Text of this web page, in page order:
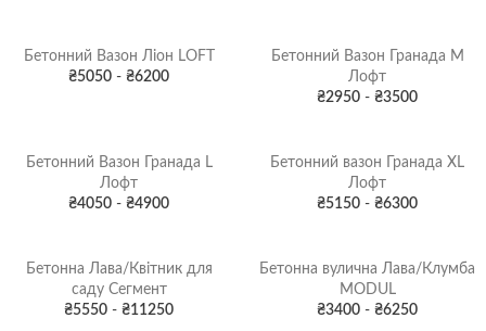
Бетонний Вазон Ліон LOFT
₴5050 - ₴6200
Бетонний Вазон Гранада M
Лофт
₴2950 - ₴3500
Бетонний Вазон Гранада L
Лофт
₴4050 - ₴4900
Бетонний вазон Гранада XL
Лофт
₴5150 - ₴6300
Бетонна Лава/Квітник для
саду Сегмент
₴5550 - ₴11250
Бетонна вулична Лава/Клумба
MODUL
₴3400 - ₴6250